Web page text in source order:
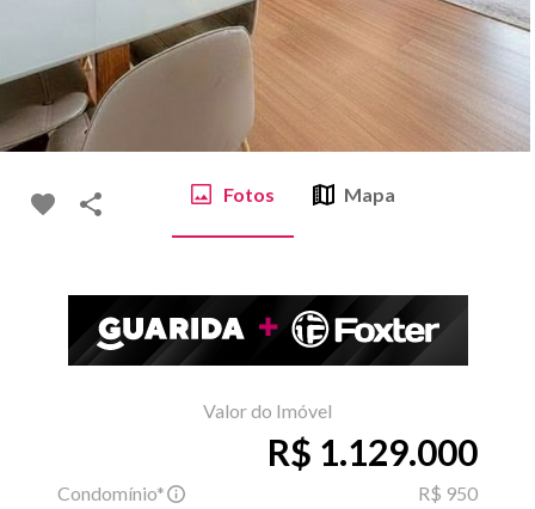
Fotos Mapa
Valor do Imóvel
R$ 1.129.000
Condomínio*
R$ 950